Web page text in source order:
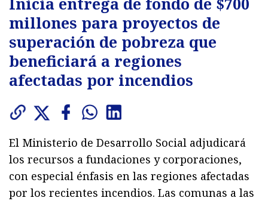
millones para proyectos de
superación de pobreza que
beneficiará a regiones
afectadas por incendios
El Ministerio de Desarrollo Social adjudicará
los recursos a fundaciones y corporaciones,
con especial énfasis en las regiones afectadas
por los recientes incendios. Las comunas a las